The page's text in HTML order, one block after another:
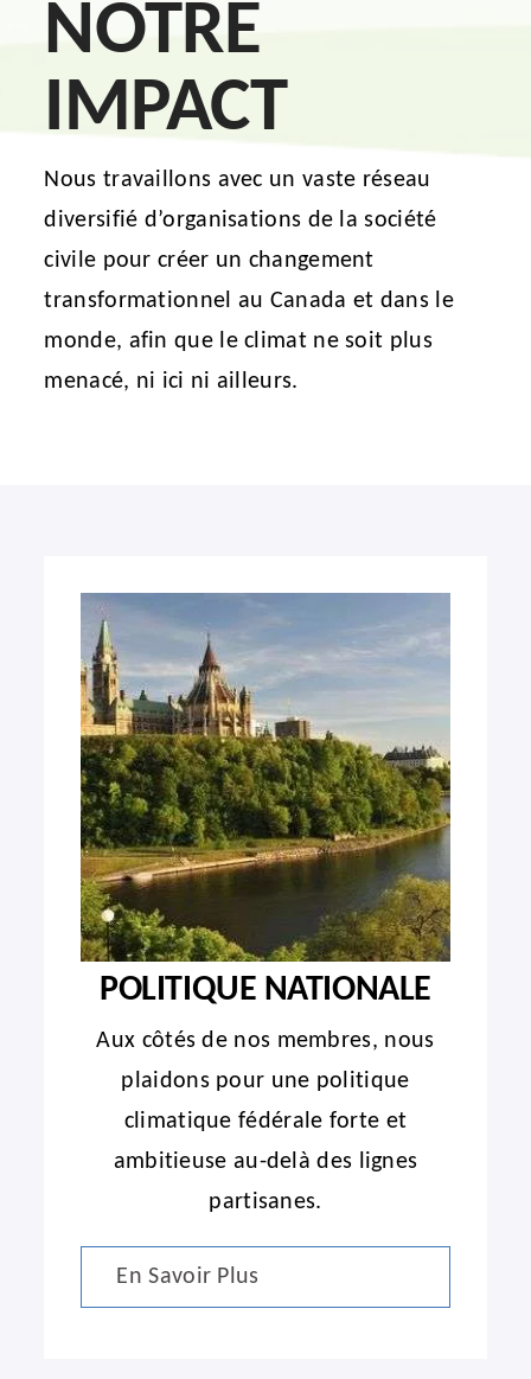
Actualités
Soutenez-nous
Français
NOTRE
IMPACT
Nous travaillons avec un vaste réseau
diversifié d’organisations de la société
civile pour créer un changement
transformationnel au Canada et dans le
monde, afin que le climat ne soit plus
menacé, ni ici ni ailleurs.
POLITIQUE NATIONALE
Aux côtés de nos membres, nous
plaidons pour une politique
climatique fédérale forte et
ambitieuse au-delà des lignes
partisanes.
En Savoir Plus